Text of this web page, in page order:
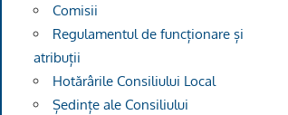
Comisii
Regulamentul de funcționare și
atribuții
Hotărârile Consiliului Local
Ședințe ale Consiliului